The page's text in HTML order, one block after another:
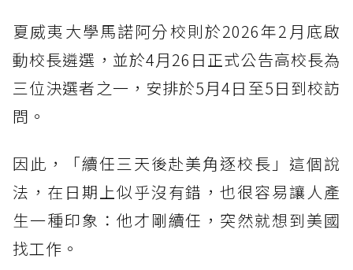
夏威夷大學馬諾阿分校則於2026年2月底啟
動校長遴選，並於4月26日正式公告高校長為
三位決選者之一，安排於5月4日至5日到校訪
問。
因此，「續任三天後赴美角逐校長」這個說
法，在日期上似乎沒有錯，也很容易讓人產
生一種印象：他才剛續任，突然就想到美國
找工作。